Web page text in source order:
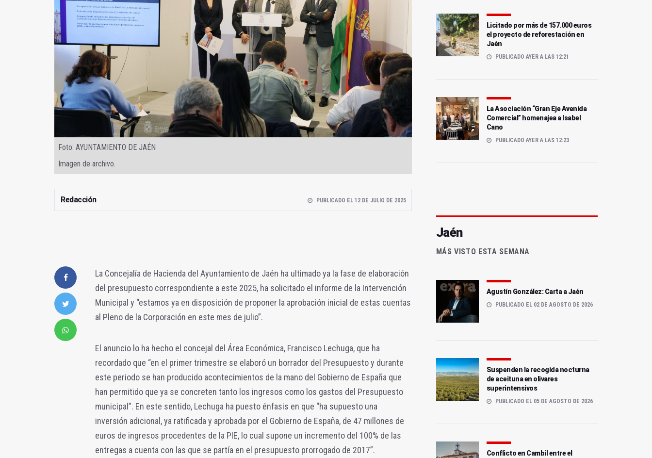
Foto: AYUNTAMIENTO DE JAÉN
Imagen de archivo.
Redacción PUBLICADO EL 12 DE JULIO DE 2025
La Concejalía de Hacienda del Ayuntamiento de Jaén ha ultimado ya la fase de elaboración
del presupuesto correspondiente a este 2025, ha solicitado el informe de la Intervención
Municipal y “estamos ya en disposición de proponer la aprobación inicial de estas cuentas
al Pleno de la Corporación en este mes de julio”.
El anuncio lo ha hecho el concejal del Área Económica, Francisco Lechuga, que ha
recordado que “en el primer trimestre se elaboró un borrador del Presupuesto y durante
este periodo se han producido acontecimientos de la mano del Gobierno de España que
han permitido que ya se concreten tanto los ingresos como los gastos del Presupuesto
municipal”. En este sentido, Lechuga ha puesto énfasis en que “ha supuesto una
inversión adicional, ya ratificada y aprobada por el Gobierno de España, de 47 millones de
euros de ingresos procedentes de la PIE, lo cual supone un incremento del 100% de las
entregas a cuenta con las que se partía en el presupuesto prorrogado de 2017”.
Licitado por más de 157.000 euros
el proyecto de reforestación en
Jaén
PUBLICADO AYER A LAS 12:21
La Asociación “Gran Eje Avenida
Comercial” homenajea a Isabel
Cano
PUBLICADO AYER A LAS 12:23
Jaén
MÁS VISTO ESTA SEMANA
Agustín González: Carta a Jaén
PUBLICADO EL 02 DE AGOSTO DE 2026
Suspenden la recogida nocturna
de aceituna en olivares
superintensivos
PUBLICADO EL 05 DE AGOSTO DE 2026
Conflicto en Cambil entre el